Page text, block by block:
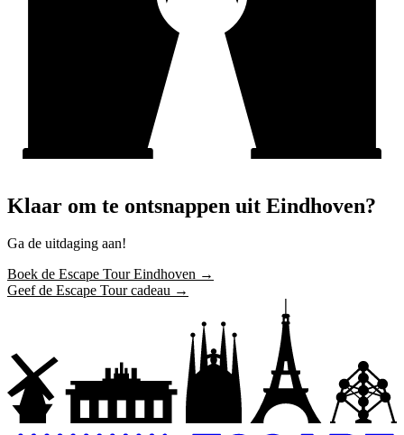
Klaar om te ontsnappen uit Eindhoven?
Ga de uitdaging aan!
Boek de Escape Tour Eindhoven →
Geef de Escape Tour cadeau →